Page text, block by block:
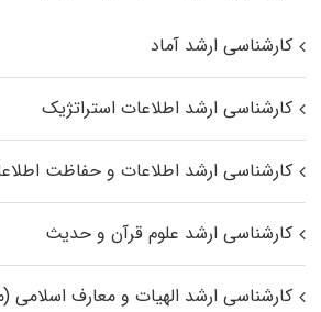
کارشناسی ارشد آماد
کارشناسی ارشد اطلاعات استراتژیک
کارشناسی ارشد اطلاعات و حفاظت
کارشناسی ارشد علوم قرآن و حدیث
کارشناسی ارشد الهیات و معارف